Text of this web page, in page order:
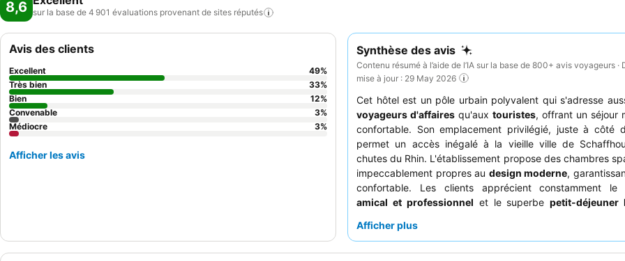
8,6 sur la base de 4 901 évaluations provenant de sites réputés
Synthèse des avis
Contenu résumé à l’aide de l’IA sur la base de 800+ avis voyageurs ·
mise à jour : 29 May 2026
Cet hôtel est un pôle urbain polyvalent qui s'adresse
voyageurs d'affaires qu'aux touristes, offrant un séjour
confortable. Son emplacement privilégié, juste à côté
permet un accès inégalé à la vieille ville de
chutes du Rhin. L'établissement propose des chambres
impeccablement propres au design moderne,
confortable. Les clients apprécient constamment le
amical et professionnel et le superbepetit-déjeuner
à la demande. Pour une expérience plus calme, il est
Afficher plus
Avis des clients
Excellent 49%
Très bien
33%
Bien
12%
Convenable
3%
Médiocre
3%
Afficher les avis